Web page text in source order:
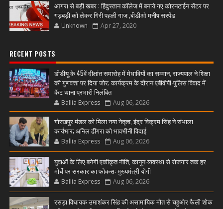
आगरा से बड़ी खबर : हिंदुस्तान कॉलेज में बनाये गए कोरनटाईन सेंटर पर
गड़बड़ी को लेकर गिरी पहली गाज ,बीडीओ मनीष सस्पेंड
Unknown Apr 27, 2020
RECENT POSTS
डीडीयू के 45वें दीक्षांत समारोह में मेधावियों का सम्मान, राज्यपाल ने शिक्षा
की गुणवत्ता पर दिया जोर; कार्यक्रम के दौरान एबीवीपी-पुलिस विवाद में
कैंट थाना प्रभारी निलंबित
Ballia Express Aug 06, 2026
गोरखपुर मंडल को मिला नया नेतृत्व, इंद्र विक्रम सिंह ने संभाला
कार्यभार; अनिल ढींगरा को भावभीनी विदाई
Ballia Express Aug 06, 2026
युवाओं के लिए बनेगी एकीकृत नीति, कानून-व्यवस्था से रोजगार तक हर
मोर्चे पर सरकार का फोकस: मुख्यमंत्री योगी
Ballia Express Aug 06, 2026
रसड़ा विधायक उमाशंकर सिंह की असामायिक मौत से चहुओर फैली शोक